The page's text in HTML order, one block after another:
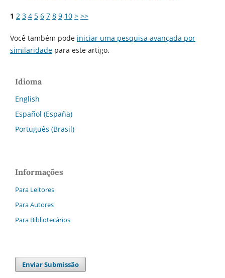
1 2 3 4 5 6 7 8 9 10 > >>
Você também pode iniciar uma pesquisa avançada por
similaridadepara este artigo.
Idioma
English
Español (España)
Português (Brasil)
Informações
Para Leitores
Para Autores
Para Bibliotecários
Enviar Submissão